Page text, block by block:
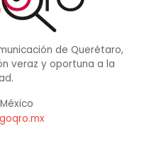
de Querétaro,
veraz y oportuna a la